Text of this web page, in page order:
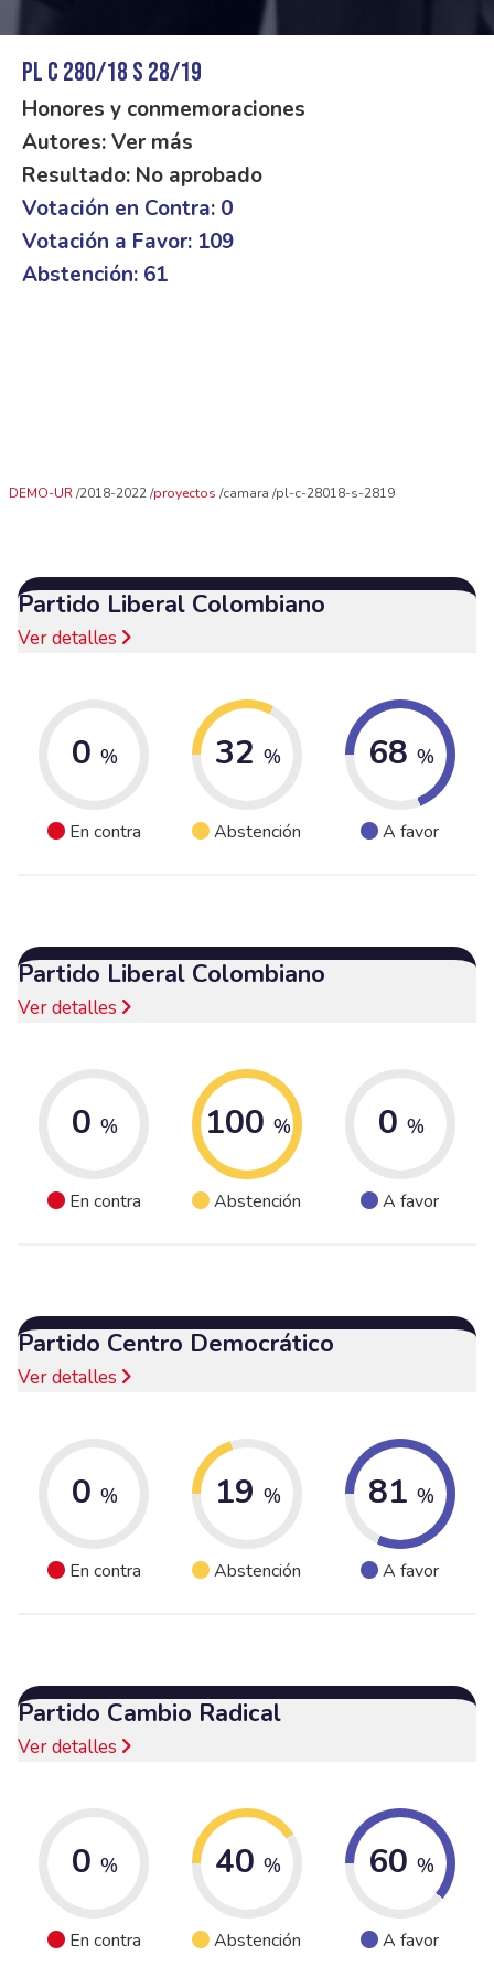
PL C 280/18 S 28/19
Honores y conmemoraciones
Autores: Ver más
Resultado: No aprobado
Votación en Contra: 0
Votación a Favor: 109
Abstención: 61
DEMO-UR 2018-2022 proyectos camara pl-c-28018-s-2819
Partido Liberal Colombiano
Ver detalles
0 %
En contra
32 %
Abstención
68 %
A favor
Partido Liberal Colombiano
Ver detalles
0 %
En contra
100 %
Abstención
0 %
A favor
Partido Centro Democrático
Ver detalles
0 %
En contra
19 %
Abstención
81 %
A favor
Partido Cambio Radical
Ver detalles
0 %
En contra
40 %
Abstención
60 %
A favor